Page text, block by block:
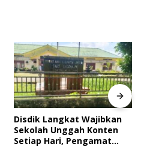
Disdik Langkat Wajibkan
Sekolah Unggah Konten
Setiap Hari, Pengamat